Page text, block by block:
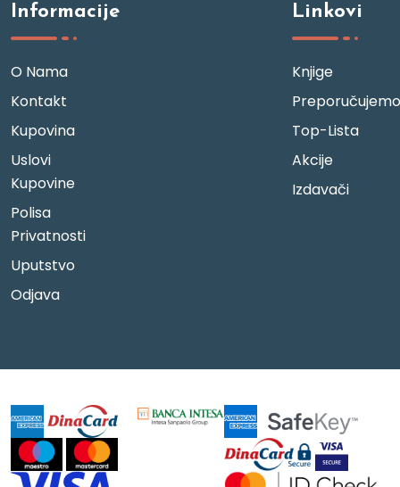
Informacije
O Nama
Kontakt
Kupovina
Uslovi
Kupovine
Polisa
Privatnosti
Uputstvo
Odjava
Linkovi
Knjige
Preporučujemo
Top-Lista
Akcije
Izdavači